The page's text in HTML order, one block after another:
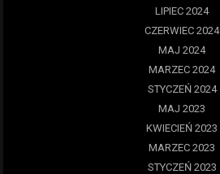
LIPIEC 2024
CZERWIEC 2024
MAJ 2024
MARZEC 2024
STYCZEŃ 2024
MAJ 2023
KWIECIEŃ 2023
MARZEC 2023
STYCZEŃ 2023